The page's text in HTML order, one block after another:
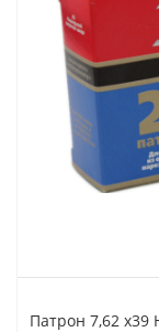
Патрон 7,62 х39